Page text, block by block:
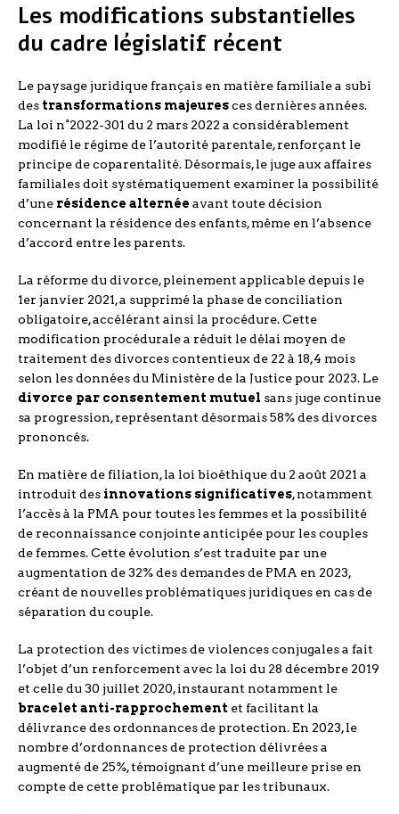
Les modifications substantielles
du cadre législatif récent
Le paysage juridique français en matière familiale a subi
des transformations majeuresces dernières années.
La loi n°2022-301 du 2 mars 2022 a considérablement
modifié le régime de l’autorité parentale, renforçant le
principe de coparentalité. Désormais, le juge aux affaires
familiales doit systématiquement examiner la possibilité
d’une résidence alternée avant toute décision
concernant la résidence des enfants, même en l’absence
d’accord entre les parents.
La réforme du divorce, pleinement applicable depuis le
1er janvier 2021, a supprimé la phase de conciliation
obligatoire, accélérant ainsi la procédure. Cette
modification procédurale a réduit le délai moyen de
traitement des divorces contentieux de 22 à 18,4 mois
selon les données du Ministère de la Justice pour 2023. Le
divorce par consentement mutuel sans juge continue
sa progression, représentant désormais 58% des divorces
prononcés.
En matière de filiation, la loi bioéthique du 2 août 2021 a
introduit des innovations significatives, notamment
l’accès à la PMA pour toutes les femmes et la possibilité
de reconnaissance conjointe anticipée pour les couples
de femmes. Cette évolution s’est traduite par une
augmentation de 32% des demandes de PMA en 2023,
créant de nouvelles problématiques juridiques en cas de
séparation du couple.
La protection des victimes de violences conjugales a fait
l’objet d’un renforcement avec la loi du 28 décembre 2019
et celle du 30 juillet 2020, instaurant notamment le
bracelet anti-rapprochement et facilitant la
délivrance des ordonnances de protection. En 2023, le
nombre d’ordonnances de protection délivrées a
augmenté de 25%, témoignant d’une meilleure prise en
compte de cette problématique par les tribunaux.